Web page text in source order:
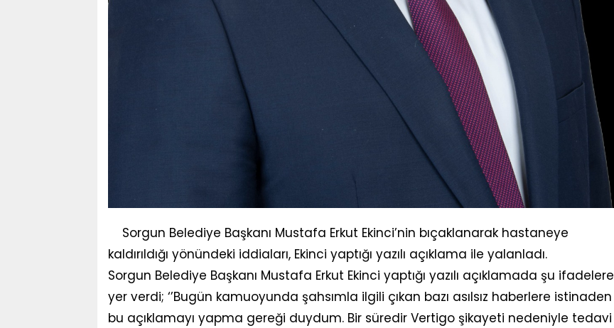
Sorgun Belediye Başkanı Mustafa Erkut Ekinci’nin bıçaklanarak hastaneye
kaldırıldığı yönündeki iddiaları, Ekinci yaptığı yazılı açıklama ile yalanladı.
Sorgun Belediye Başkanı Mustafa Erkut Ekinci yaptığı yazılı açıklamada şu ifadelere
yer verdi; ‘’Bugün kamuoyunda şahsımla ilgili çıkan bazı asılsız haberlere istinaden
bu açıklamayı yapma gereği duydum. Bir süredir Vertigo şikayeti nedeniyle tedavi